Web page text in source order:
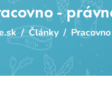
-
/ Články /